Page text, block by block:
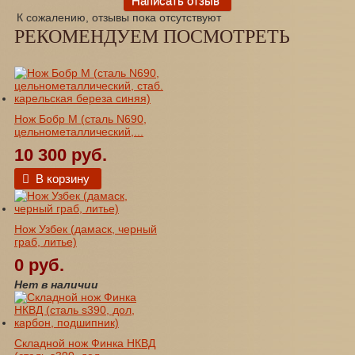
К сожалению, отзывы пока отсутствуют
РЕКОМЕНДУЕМ ПОСМОТРЕТЬ
Нож Бобр М (сталь N690,
цельнометаллический,...
10 300 руб.
В корзину
Нож Узбек (дамаск, черный
граб, литье)
0 руб.
Нет в наличии
Складной нож Финка НКВД